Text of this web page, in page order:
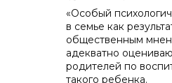
«Особый
в семье как
общественным
адекватно
родителей по
такого ребенка.